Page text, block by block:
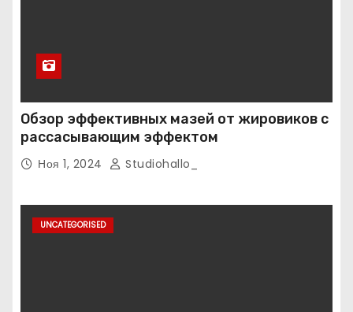
Обзор эффективных мазей от жировиков с
рассасывающим эффектом
Ноя 1, 2024 Studiohallo_
UNCATEGORISED